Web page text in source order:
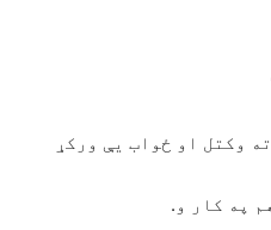
وکتل او ځواب یې ورکړ
په کار و.